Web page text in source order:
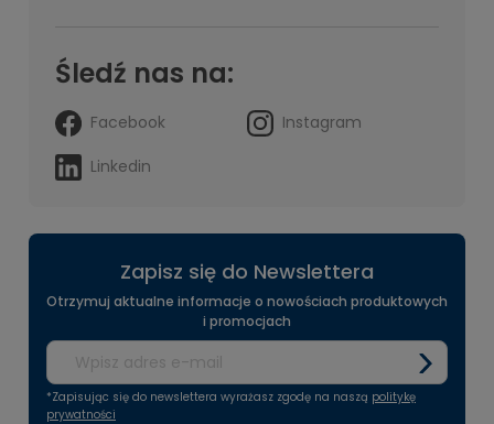
Śledź nas na:
Facebook
Instagram
Linkedin
Zapisz się do Newslettera
Otrzymuj aktualne informacje o nowościach produktowych
i promocjach
*Zapisując się do newslettera wyrażasz zgodę na naszą politykę
prywatności